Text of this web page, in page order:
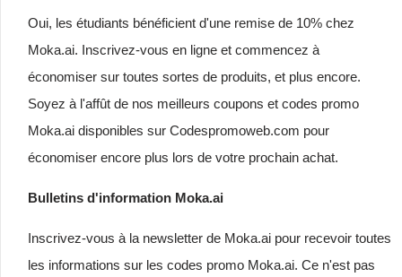
Oui, les étudiants bénéficient d'une remise de 10% chez
Moka.ai. Inscrivez-vous en ligne et commencez à
économiser sur toutes sortes de produits, et plus encore.
Soyez à l'affût de nos meilleurs coupons et codes promo
Moka.ai disponibles sur Codespromoweb.com pour
économiser encore plus lors de votre prochain achat.
Bulletins d'information Moka.ai
Inscrivez-vous à la newsletter de Moka.ai pour recevoir toutes
les informations sur les codes promo Moka.ai. Ce n'est pas